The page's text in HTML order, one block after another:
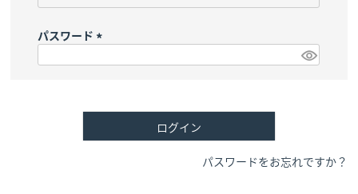
)
パスワード
)
ログイン
パスワードをお忘れですか？